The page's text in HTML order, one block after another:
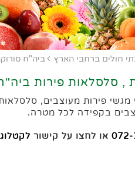
חולים ברחבי הארץ ביה"ח
, סלסלאות פירות
פירות מעוצבים,
בקפידה לכל מטרה.
072- או לחצו על קישור